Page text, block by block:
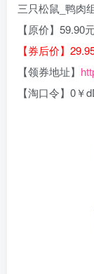
三只松鼠_鸭肉
【原价】59.90
【券后价】
【领券地址】
【淘口令】0￥